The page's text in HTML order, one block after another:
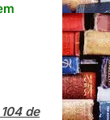
de